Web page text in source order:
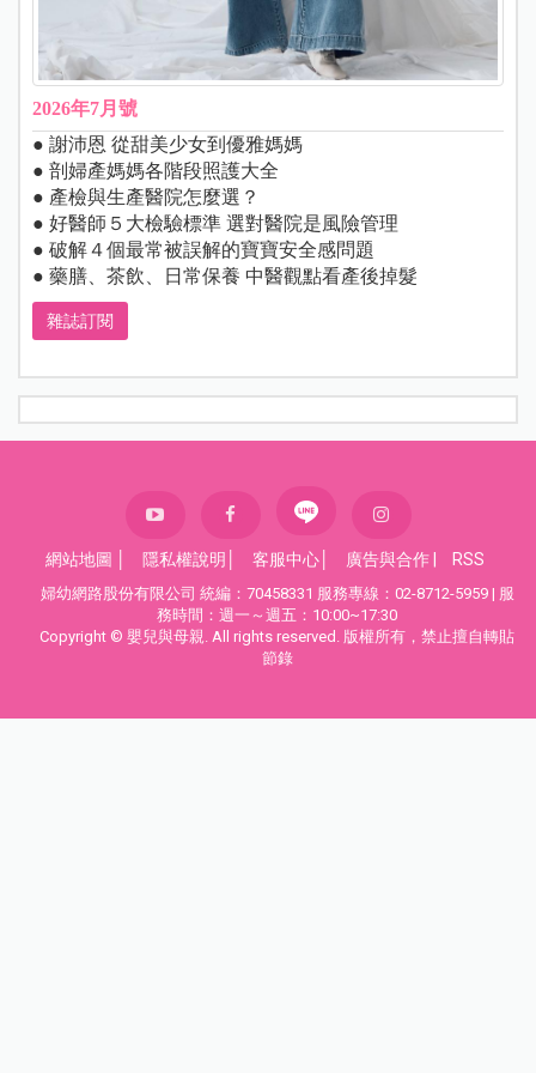
2026年7月號
● 謝沛恩 從甜美少女到優雅媽媽
● 剖婦產媽媽各階段照護大全
● 產檢與生產醫院怎麼選？
● 好醫師５大檢驗標準 選對醫院是風險管理
● 破解４個最常被誤解的寶寶安全感問題
● 藥膳、茶飲、日常保養 中醫觀點看產後掉髮
雜誌訂閱
網站地圖 隱私權說明 客服中心 廣告與合作 RSS
婦幼網路股份有限公司 統編：70458331 服務專線：02-8712-5959 | 服
務時間：週一～週五：10:00~17:30
Copyright © 嬰兒與母親. All rights reserved. 版權所有，禁止擅自轉貼
節錄